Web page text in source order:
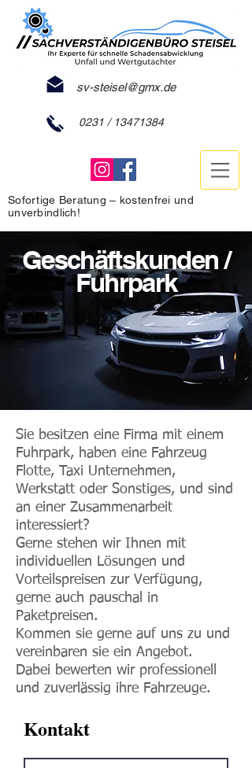
sv-steisel@gmx.de
0231 / 13471384
Sofortige Beratung – kostenfrei und
unverbindlich!
Geschäftskunden /
Fuhrpark
Sie besitzen eine Firma mit einem
Fuhrpark, haben eine Fahrzeug
Flotte, Taxi Unternehmen,
Werkstatt oder Sonstiges, und sind
an einer Zusammenarbeit
interessiert?
Gerne stehen wir Ihnen mit
individuellen Lösungen und
Vorteilspreisen zur Verfügung,
gerne auch pauschal in
Paketpreisen.
Kommen sie gerne auf uns zu und
vereinbaren sie ein Angebot.
Dabei bewerten wir professionell
und zuverlässig ihre Fahrzeuge.
Kontakt